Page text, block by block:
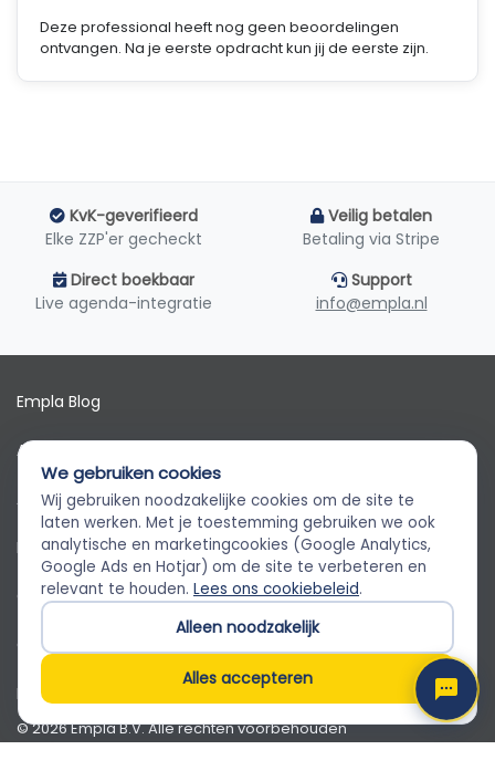
Deze professional heeft nog geen beoordelingen
ontvangen. Na je eerste opdracht kun jij de eerste zijn.
KvK-geverifieerd
Elke ZZP'er gecheckt
Veilig betalen
Betaling via Stripe
Direct boekbaar
Live agenda-integratie
Support
info@empla.nl
Empla Blog
Algemene voorwaarden
AVG
Privacybeleid
Cookiebeleid
Cookievoorkeuren
Klantenservice
© 2026 Empla B.V. Alle rechten voorbehouden
Empla Assistent
Altijd beschikbaar, stel een vraag
We gebruiken cookies
Wij gebruiken noodzakelijke cookies om de site te
laten werken. Met je toestemming gebruiken we ook
analytische en marketingcookies (Google Analytics,
Google Ads en Hotjar) om de site te verbeteren en
relevant te houden. Lees ons cookiebeleid.
Alleen noodzakelijk
Alles accepteren